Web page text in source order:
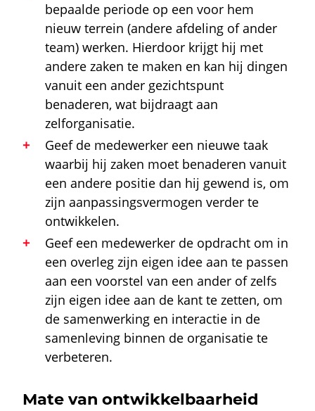
bepaalde periode op een voor hem
nieuw terrein (andere afdeling of ander
team) werken. Hierdoor krijgt hij met
andere zaken te maken en kan hij dingen
vanuit een ander gezichtspunt
benaderen, wat bijdraagt aan
zelforganisatie.
Geef de medewerker een nieuwe taak
waarbij hij zaken moet benaderen vanuit
een andere positie dan hij gewend is, om
zijn aanpassingsvermogen verder te
ontwikkelen.
Geef een medewerker de opdracht om in
een overleg zijn eigen idee aan te passen
aan een voorstel van een ander of zelfs
zijn eigen idee aan de kant te zetten, om
de samenwerking en interactie in de
samenleving binnen de organisatie te
verbeteren.
Mate van ontwikkelbaarheid